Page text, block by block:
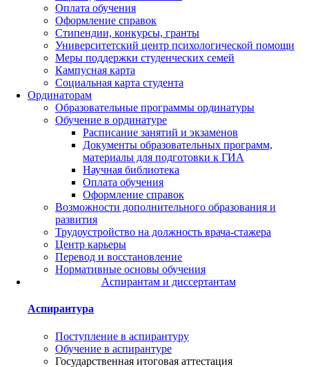
Оплата обучения
Оформление справок
Стипендии, конкурсы, гранты
Университетский центр психологической помощи
Меры поддержки студенческих семей
Кампусная карта
Социальная карта студента
Ординаторам
Образовательные программы ординатуры
Обучение в ординатуре
Расписание занятий и экзаменов
Документы образовательных программ,
материалы для подготовки к ГИА
Научная библиотека
Оплата обучения
Оформление справок
Возможности дополнительного образования и
развития
Трудоустройство на должность врача-стажера
Центр карьеры
Перевод и восстановление
Нормативные основы обучения
Аспирантам и диссертантам
Аспирантура
Поступление в аспирантуру
Обучение в аспирантуре
Государственная итоговая аттестация